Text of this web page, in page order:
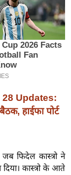
28 Updates:
हाईफा पोर्ट
फिदेल कास्त्रो ने
कास्त्रो के आते